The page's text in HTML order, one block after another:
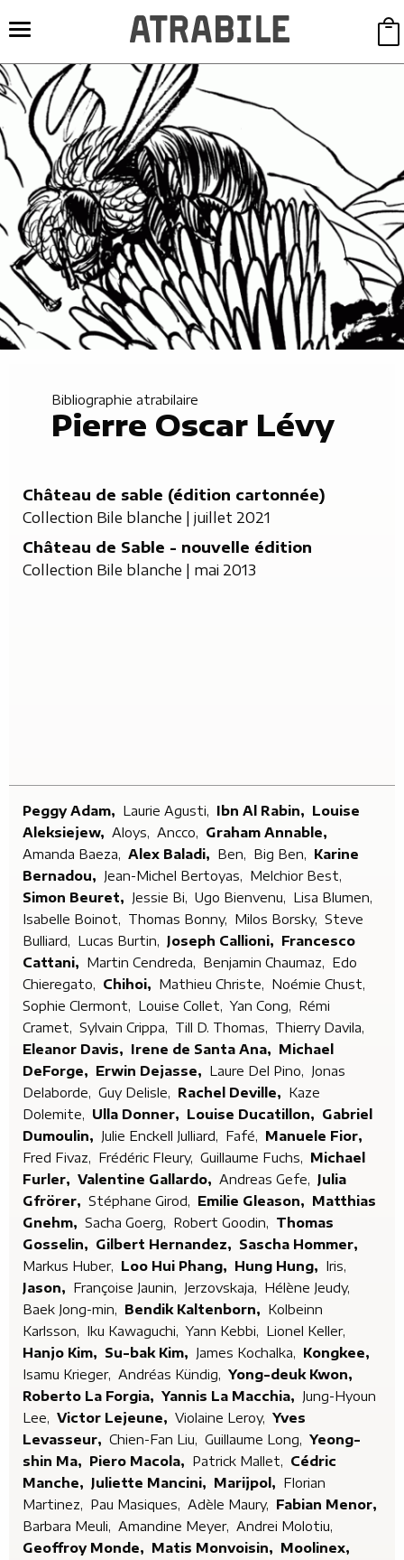
Bibliographie atrabilaire
Pierre Oscar Lévy
Château de sable (édition cartonnée)
Collection Bile blanche | juillet 2021
Château de Sable - nouvelle édition
Collection Bile blanche | mai 2013
Peggy Adam, Laurie Agusti, Ibn Al Rabin, Louise
Aleksiejew, Aloys, Ancco, Graham Annable,
Amanda Baeza, Alex Baladi, Ben, Big Ben, Karine
Bernadou, Jean-Michel Bertoyas, Melchior Best,
Simon Beuret, Jessie Bi, Ugo Bienvenu, Lisa Blumen,
Isabelle Boinot, Thomas Bonny, Milos Borsky, Steve
Bulliard, Lucas Burtin, Joseph Callioni, Francesco
Cattani, Martin Cendreda, Benjamin Chaumaz, Edo
Chieregato, Chihoi, Mathieu Christe,
Noémie Chust,
Sophie Clermont, Louise Collet, Yan Cong, Rémi
Cramet, Sylvain Crippa, Till D. Thomas, Thierry Davila,
Eleanor Davis, Irene de Santa Ana, Michael
DeForge,
Erwin Dejasse, Laure Del Pino, Jonas
Delaborde, Guy Delisle, Rachel Deville, Kaze
Dolemite,
Ulla Donner, Louise Ducatillon, Gabriel
Dumoulin, Julie Enckell Julliard, Fafé, Manuele Fior,
Fred Fivaz, Frédéric Fleury, Guillaume Fuchs, Michael
Furler, Valentine Gallardo, Andreas Gefe, Julia
Gfrörer, Stéphane Girod, Emilie Gleason, Matthias
Gnehm, Sacha Goerg, Robert Goodin, Thomas
Gosselin, Gilbert Hernandez, Sascha Hommer,
Markus Huber, Loo Hui Phang, Hung Hung, Iris,
Jason, Françoise Jaunin, Jerzovskaja, Hélène Jeudy,
Baek Jong-min, Bendik Kaltenborn, Kolbeinn
Karlsson, Iku Kawaguchi, Yann Kebbi, Lionel Keller,
Hanjo Kim, Su-bak Kim, James Kochalka, Kongkee,
Isamu Krieger, Andréas Kündig, Yong-deuk Kwon,
Roberto La Forgia, Yannis La Macchia, Jung-Hyoun
Lee, Victor Lejeune, Violaine Leroy, Yves
Levasseur, Chien-Fan Liu, Guillaume Long, Yeong-
shin Ma, Piero Macola, Patrick Mallet, Cédric
Manche, Juliette Mancini, Marijpol, Florian
Martinez, Pau Masiques, Adèle Maury, Fabian Menor,
Barbara Meuli, Amandine Meyer, Andrei Molotiu,
Geoffroy Monde,
Matis Monvoisin, Moolinex,